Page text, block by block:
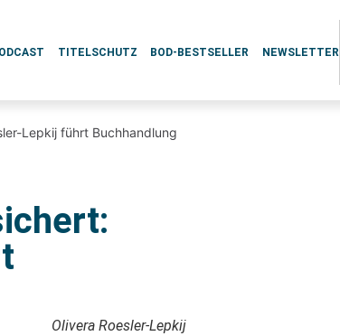
TITELSCHUTZ BOD-BESTSELLER NEWSLETTER
Lepkij führt Buchhandlung
Olivera Roesler-Lepkij